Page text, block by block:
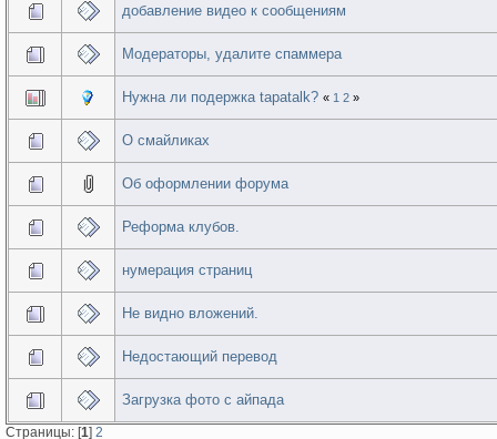
добавление видео к сообщениям
Модераторы, удалите спаммера
Нужна ли подержка tapatalk? « 1 2 »
О смайликах
Об оформлении форума
Реформа клубов.
нумерация страниц
Не видно вложений.
Недостающий перевод
Загрузка фото с айпада
Страницы: [1] 2